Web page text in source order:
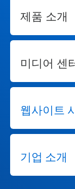
제품 소개
미디어 센
웹사이트
기업 소개